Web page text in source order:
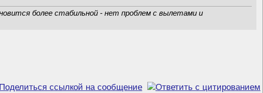
более стабильной - нет проблем с вылетами и